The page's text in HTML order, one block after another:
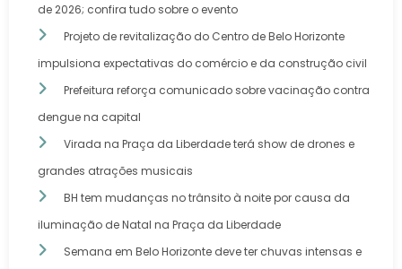
de 2026; confira tudo sobre o evento
Projeto de revitalização do Centro de Belo Horizonte
impulsiona expectativas do comércio e da construção civil
Prefeitura reforça comunicado sobre vacinação contra
dengue na capital
Virada na Praça da Liberdade terá show de drones e
grandes atrações musicais
BH tem mudanças no trânsito à noite por causa da
iluminação de Natal na Praça da Liberdade
Semana em Belo Horizonte deve ter chuvas intensas e